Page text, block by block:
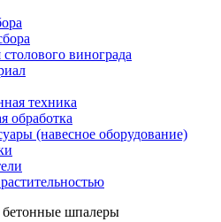
винограда
техника
обработка
(навесное оборудование)
шпалеры